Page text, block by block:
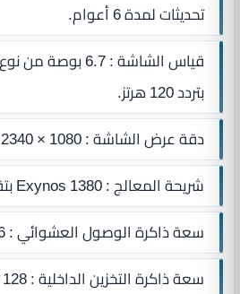
تحديثات لمدة 6 أعوام.
بتردد 120 هرتز.
دقة عرض الشاشة : 1080 × 2340 بكسل.
شريحة المعالج : Exynos 1380 بتقنية 5 نانوميتر.
سعة ذاكرة الوصول العشوائي : 6 / 8 جيجارام .
سعة ذاكرة التخزين الداخلية : 128 / 256 جيجابايت.